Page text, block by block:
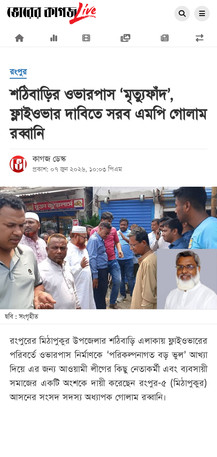
×
প্রচ্ছদ
জাতীয়
রাজনীতি
অর্থনীতি
আন্তর্জাতিক
সারাদেশ
খেলা
বিনোদন
লাইফ
স্টাইল
শিক্ষা
তথ্যপ্রযুক্তি
বিভাগ
ছবি
ভিডিও
রংপুর
শঠিবাড়ির ওভারপাস ‘মৃত্যুফাঁদ’,
ফ্লাইওভার দাবিতে সরব এমপি গোলাম
রব্বানি
কাগজ ডেস্ক
প্রকাশ: ০৭ জুন ২০২৬, ১০:০৩ পিএম
ছবি : সংগৃহীত
রংপুরের মিঠাপুকুর উপজেলার শঠিবাড়ি এলাকায় ফ্লাইওভারের
পরিবর্তে ওভারপাস নির্মাণকে ‘পরিকল্পনাগত বড় ভুল’ আখ্যা
দিয়ে এর জন্য আওয়ামী লীগের কিছু নেতাকর্মী এবং ব্যবসায়ী
সমাজের একটি অংশকে দায়ী করেছেন রংপুর-৫ (মিঠাপুকুর)
আসনের সংসদ সদস্য অধ্যাপক গোলাম রব্বানি।